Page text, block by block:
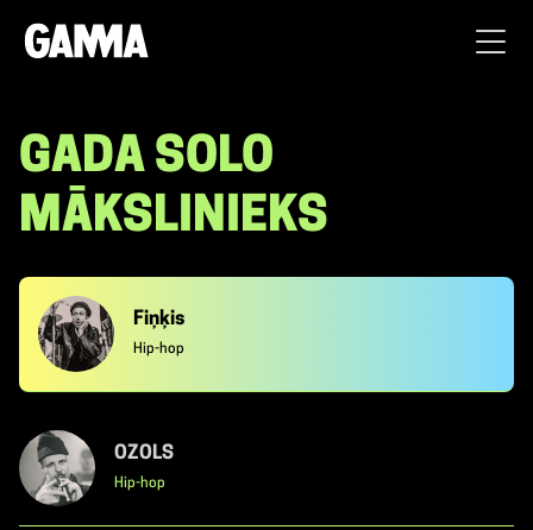
GADA SOLO
MĀKSLINIEKS
Fiņķis
Hip-hop
OZOLS
Hip-hop